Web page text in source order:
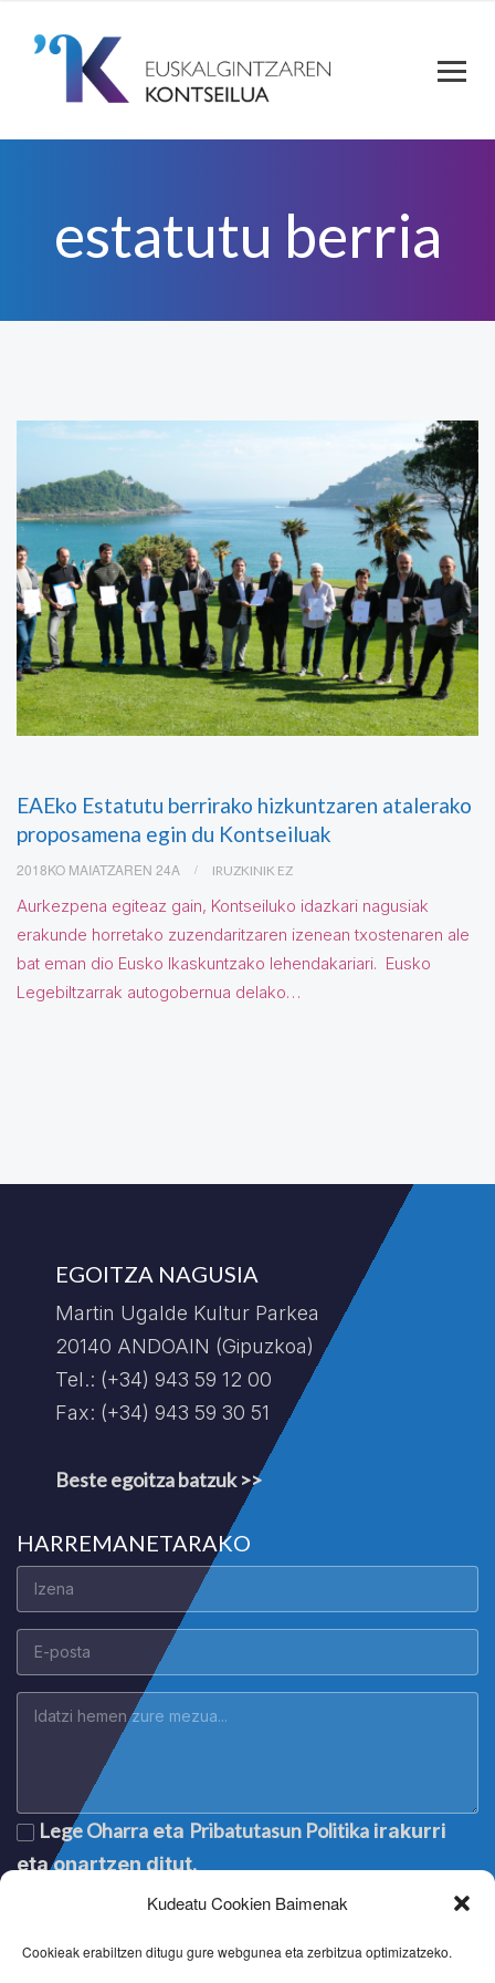
Kudeatu Cookien Baimenak
Cookieak erabiltzen ditugu gure webgunea eta zerbitzua optimizatzeko.
estatutu berria
EAEko Estatutu berrirako hizkuntzaren atalerako
proposamena egin du Kontseiluak
2018KO MAIATZAREN 24A IRUZKINIK EZ
Aurkezpena egiteaz gain, Kontseiluko idazkari nagusiak
erakunde horretako zuzendaritzaren izenean txostenaren ale
bat eman dio Eusko Ikaskuntzako lehendakariari. Eusko
Legebiltzarrak autogobernua delako…
EGOITZA NAGUSIA
Martin Ugalde Kultur Parkea
20140 ANDOAIN (Gipuzkoa)
Tel.: (+34) 943 59 12 00
Fax: (+34) 943 59 30 51
Beste egoitza batzuk >>
HARREMANETARAKO
Lege Oharra eta Pribatutasun Politika irakurri
eta onartzen ditut.